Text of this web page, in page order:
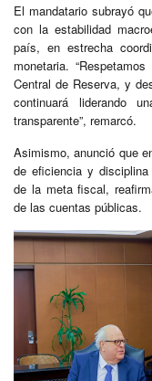
El mandatario subrayó
con la estabilidad
país, en estrecha
monetaria.
Central de Reserva, y
continuará liderando
transparente”, remarcó.
Asimismo, anunció que
de eficiencia y
de la meta fiscal,
de las cuentas públicas.